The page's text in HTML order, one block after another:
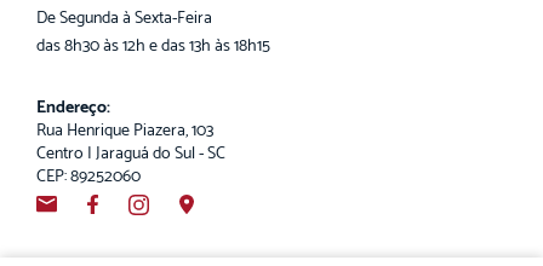
De Segunda à Sexta-Feira
das 8h30 às 12h e das 13h às 18h15
Endereço:
Rua Henrique Piazera, 103
Centro | Jaraguá do Sul - SC
CEP: 89252060